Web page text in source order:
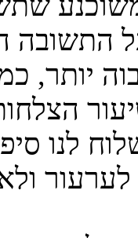
יותר,
לנו